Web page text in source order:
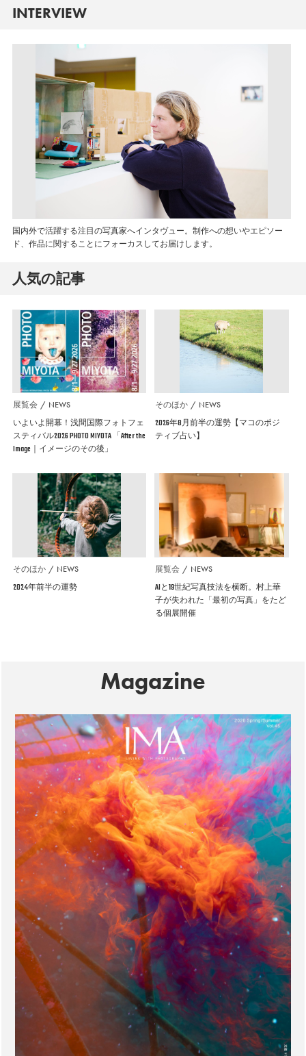
INTERVIEW
国内外で活躍する注目の写真家へインタヴュー。制作への想いやエピソー
ド、作品に関することにフォーカスしてお届けします。
人気の記事
展覧会 NEWS
いよいよ開幕！浅間国際フォトフェ
スティバル2026 PHOTO MIYOTA 「After the
Image｜イメージのその後」
そのほか NEWS
2026年8月前半の運勢【マコのポジ
ティブ占い】
そのほか NEWS
2024年前半の運勢
展覧会 NEWS
AIと19世紀写真技法を横断。村上華
子が失われた「最初の写真」をたど
る個展開催
Magazine